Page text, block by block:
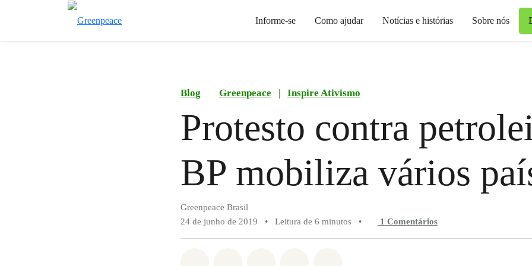
Informe-se Como ajudar Notícias e histórias Sobre nós
Blog Greenpeace | Inspire Ativismo
Protesto contra
BP mobiliza vários
Greenpeace Brasil
24 de junho de 2019
• Leitura de 6 minutos • 1 Comentários